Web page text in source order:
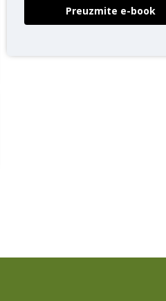
Preuzmite e-book